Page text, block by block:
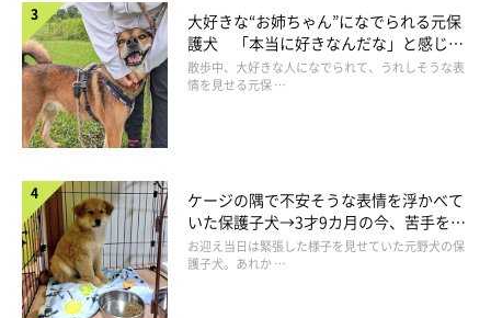
子犬時代のお嬢ちゃん。黒っぽい毛色が印象的で、のちに血統書で「胡麻」
とわかったそう。
@yukokorot82
お迎え当時のお嬢ちゃんは、鼻が真っ黒でもふもふコロコロした
大好きな“お姉ちゃん”になでられる元保
護犬 「本当に好きなんだな」と感じる
表情にほっこり
散歩中、大好きな人になでられて、うれしそうな表
情を見せる元保 …
ケージの隅で不安そうな表情を浮かべて
いた保護子犬→3才9カ月の今、苦手を克
服し頼もしいコに成長！
お迎え当日は緊張した様子を見せていた元野犬の保
護子犬。あれか …